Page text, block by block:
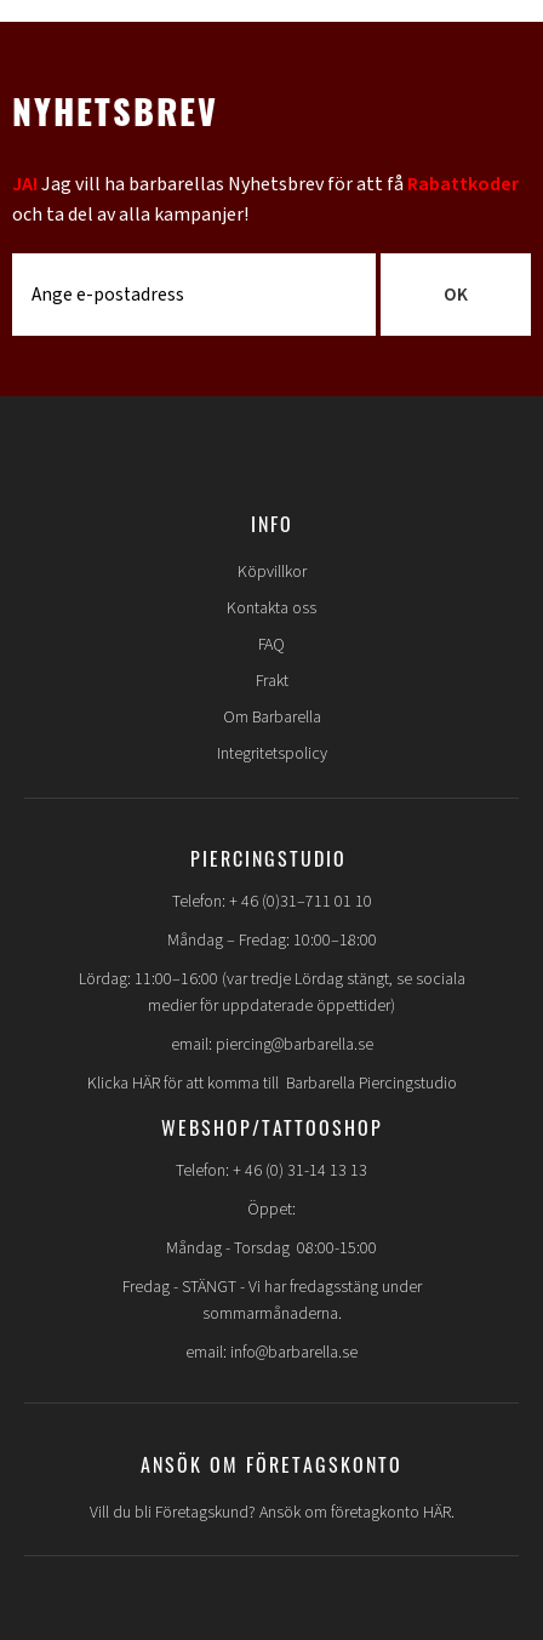
NYHETSBREV
JA!Jag vill ha barbarellas Nyhetsbrev för att fåRabattkoder
och ta del av alla kampanjer!
OK
INFO
Köpvillkor
Kontakta oss
FAQ
Frakt
Om Barbarella
Integritetspolicy
PIERCINGSTUDIO
Telefon: + 46 (0)31–711 01 10
Måndag – Fredag: 10:00–18:00
Lördag: 11:00–16:00 (var tredje Lördag stängt, se sociala
medier för uppdaterade öppettider)
email: piercing@barbarella.se
Klicka HÄR för att komma till Barbarella Piercingstudio
WEBSHOP/TATTOOSHOP
Telefon: + 46 (0) 31-14 13 13
Öppet:
Måndag - Torsdag 08:00-15:00
Fredag - STÄNGT- Vi har fredagsstäng under
sommarmånaderna.
email: info@barbarella.se
ANSÖK OM FÖRETAGSKONTO
Vill du bli Företagskund? Ansök om företagkonto HÄR.